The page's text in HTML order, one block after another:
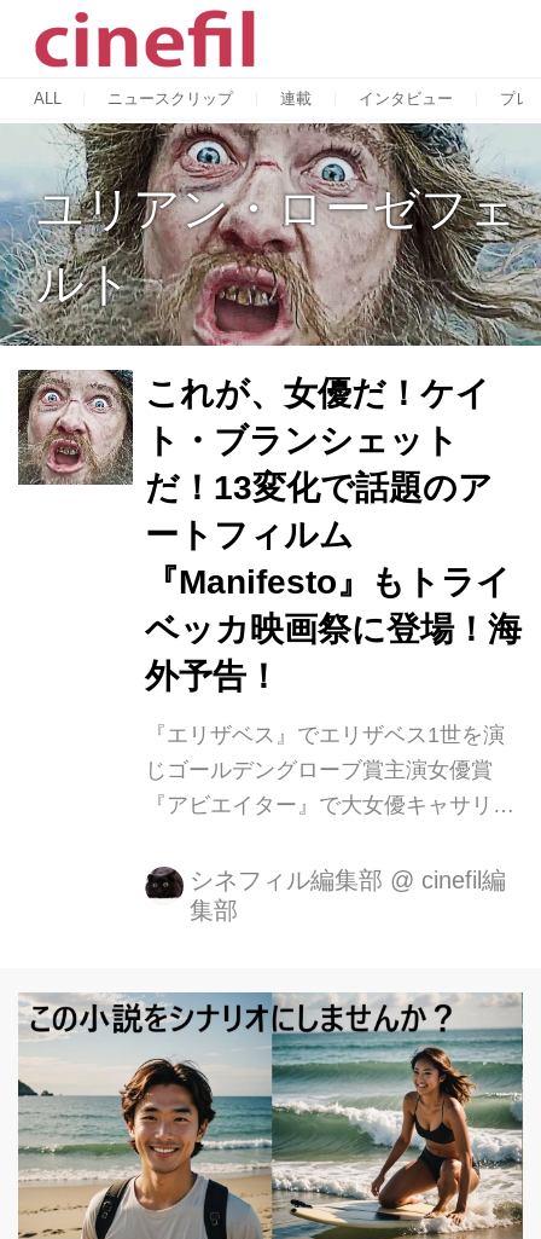
ALL ニュースクリップ 連載 インタビュー プレ
ユリアン・ローゼフェ
ルト
これが、女優だ！ケイ
ト・ブランシェット
だ！13変化で話題のア
ートフィルム
『Manifesto』もトライ
ベッカ映画祭に登場！海
外予告！
『エリザベス』でエリザベス1世を演
じゴールデングローブ賞主演女優賞
『アビエイター』で大女優キャサリ
演女優賞『アイム・ノット・ゼア』で
ボブ・ディランを演じゴールデングロ
ミン』でゴールデングローブ賞 主演女
優賞、アカデミー主演女優賞受賞をW
受賞とその演技力で、世界の最高峰の
女優になっているケイト・ブランシェ
ット。 また「最も美しい50人」のひと
りにも選出され、大ヒットシリーズ
『ロード・オブ・ザ・リング』シリー
シネフィル編集部 @ cinefil編
集部